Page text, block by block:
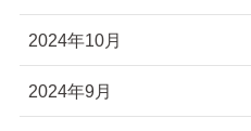
2024年10月
2024年9月